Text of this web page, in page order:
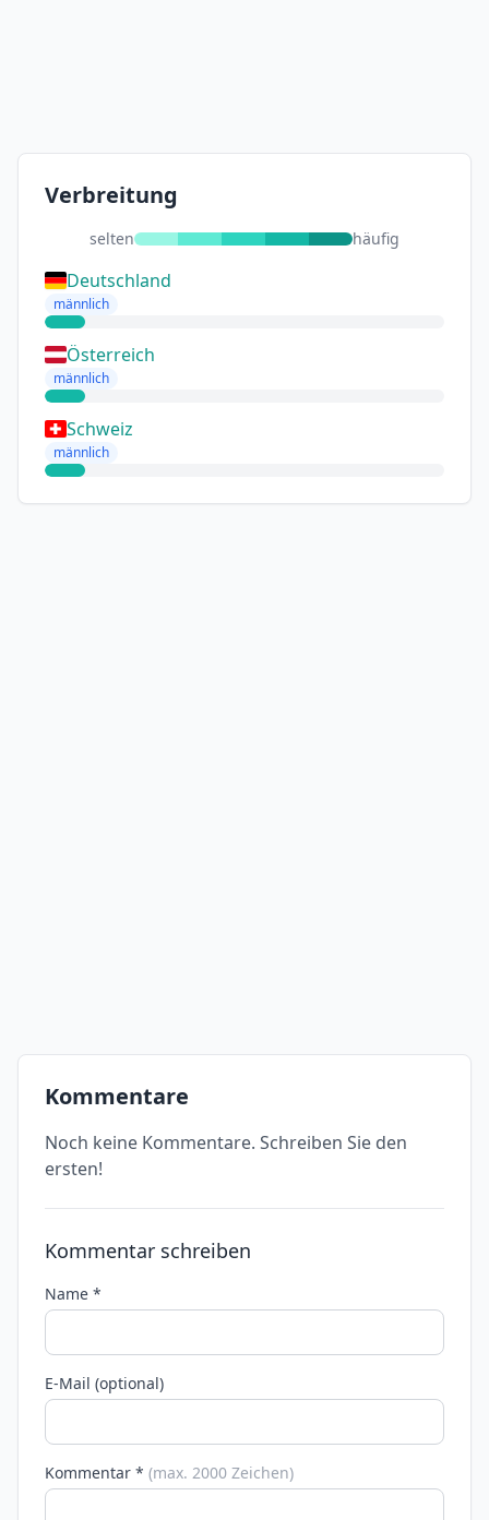
Verbreitung
selten häufig
Deutschland
männlich
Österreich
männlich
Schweiz
männlich
Kommentare
Noch keine Kommentare. Schreiben Sie den
ersten!
Kommentar schreiben
Name *
E-Mail (optional)
Kommentar * (max. 2000 Zeichen)